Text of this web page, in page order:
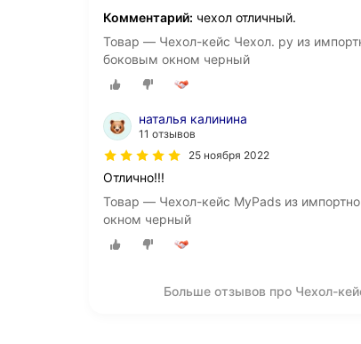
Комментарий: чехол отличный.
Товар — Чехол-кейс Чехол. ру из
боковым окном черный
наталья калинина
11 отзывов
25 ноября 2022
Отлично!!!
Товар — Чехол-кейс MyPads из
окном черный
Больше отзывов про Чехол-